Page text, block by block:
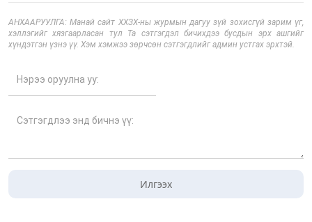
АНХААРУУЛГА: Манай сайт ХХЗХ-ны журмын дагуу зүй зохисгүй зарим үг,
хэллэгийг хязгаарласан тул Та сэтгэгдэл бичихдээ бусдын эрх ашгийг
хүндэтгэн үзнэ үү. Хэм хэмжээ зөрчсөн сэтгэгдлийг админ устгах эрхтэй.
Илгээх